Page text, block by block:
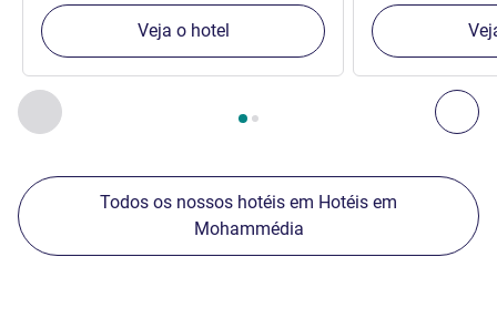
Anterior - Os nossos outros estabelecimentos nas
Página , Os nossos outros estabelecimentos nas
Veja o hotel
Todos os nossos hotéis em Hotéis em
Mohammédia